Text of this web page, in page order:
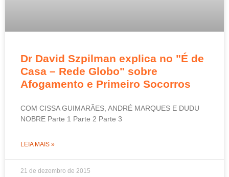
Dr David Szpilman explica no "É de
Casa – Rede Globo" sobre
Afogamento e Primeiro Socorros
COM CISSA GUIMARÃES, ANDRÉ MARQUES E DUDU
NOBRE Parte 1 Parte 2 Parte 3
LEIA MAIS »
21 de dezembro de 2015